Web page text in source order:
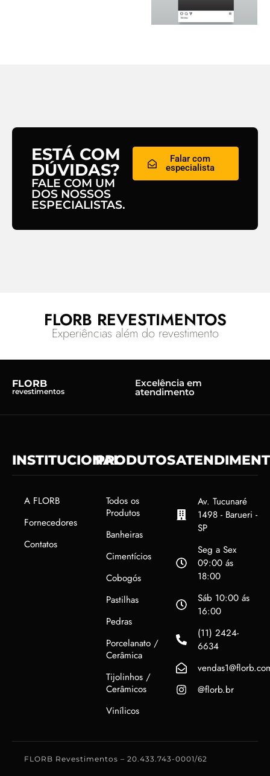
ESTÁ COM
DÚVIDAS?
FALE COM UM
DOS NOSSOS
ESPECIALISTAS.
Falar com
especialista
FLORB REVESTIMENTOS
Experiências além do revestimento
FLORB
revestimentos
Excelência em
atendimento
INSTITUCIONAL
A FLORB
Fornecedores
Contatos
PRODUTOS
Todos os
Produtos
Banheiras
Cimentícios
Cobogós
Pastilhas
Pedras
Porcelanato /
Cerâmica
Tijolinhos /
Cerâmicos
Vinílicos
Av. Tucunaré
1498 - Barueri -
SP
Seg a Sex
09:00 ás
18:00
Sáb 10:00 ás
16:00
(11) 2424-
6634
@florb.br
FLORB Revestimentos – 20.433.743-0001/62